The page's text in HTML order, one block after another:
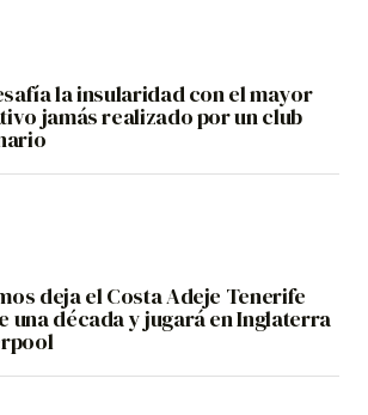
la insularidad con el mayor
jamás realizado por un club
deja el Costa Adeje Tenerife
una década y jugará en Inglaterra